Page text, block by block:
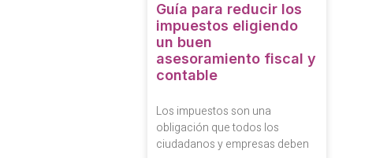
Guía para reducir los
impuestos eligiendo
un buen
asesoramiento fiscal y
contable
Los impuestos son una
obligación que todos los
ciudadanos y empresas deben